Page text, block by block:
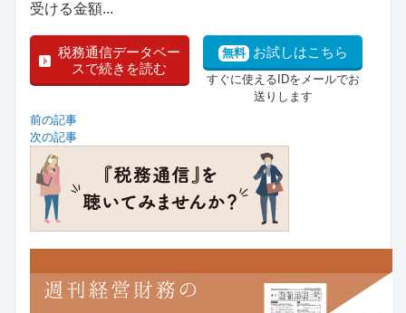
受ける金額...
税務通信データベー
スで続きを読む
無料 お試しはこちら
すぐに使えるIDをメールでお
送りします
前の記事
次の記事